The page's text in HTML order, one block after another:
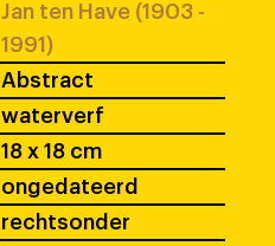
Jan ten Have (1903 -
1991)
Abstract
waterverf
18 x 18 cm
ongedateerd
rechtsonder